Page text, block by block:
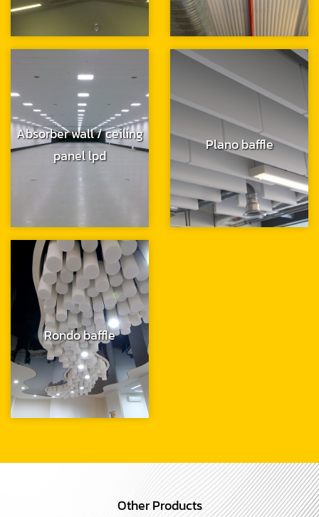
Absorber wall / ceiling
panel lpd
Plano baffle
Rondo baffle
Other Products